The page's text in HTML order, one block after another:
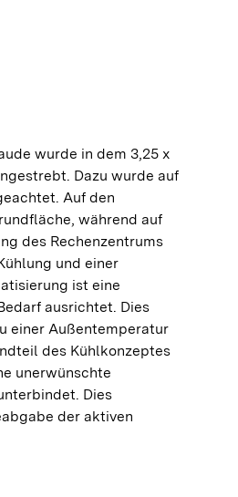
wurde in dem 3,25 x
Dazu wurde auf
Auf den
während auf
des Rechenzentrums
und einer
ist eine
ausrichtet. Dies
einer Außentemperatur
des Kühlkonzeptes
unerwünschte
Dies
der aktiven